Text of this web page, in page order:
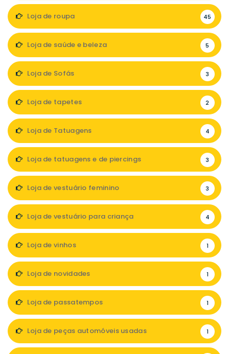
Loja de roupa 45
Loja de saúde e beleza 5
Loja de Sofás 3
Loja de tapetes 2
Loja de Tatuagens 4
Loja de tatuagens e de piercings 3
Loja de vestuário feminino 3
Loja de vestuário para criança 4
Loja de vinhos 1
Loja de novidades 1
Loja de passatempos 1
Loja de peças automóveis usadas 1